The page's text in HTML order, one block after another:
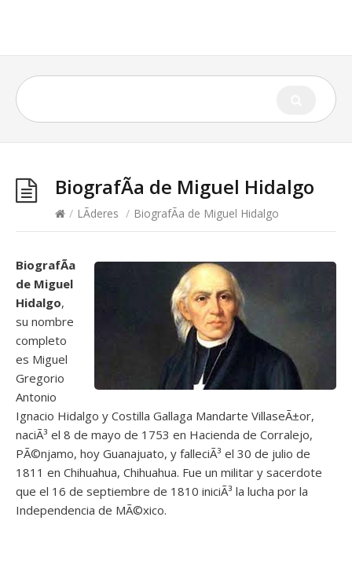
BiografÃ­a de Miguel Hidalgo
/ LÃ­deres / BiografÃ­a de Miguel Hidalgo
BiografÃ­a
de Miguel
Hidalgo,
su nombre
completo
es Miguel
Gregorio
Antonio
Ignacio Hidalgo y Costilla Gallaga Mandarte VillaseÃ±or,
naciÃ³ el 8 de mayo de 1753 en Hacienda de Corralejo,
PÃ©njamo, hoy Guanajuato, y falleciÃ³ el 30 de julio de
1811 en Chihuahua, Chihuahua. Fue un militar y sacerdote
que el 16 de septiembre de 1810 iniciÃ³ la lucha por la
Independencia de MÃ©xico.